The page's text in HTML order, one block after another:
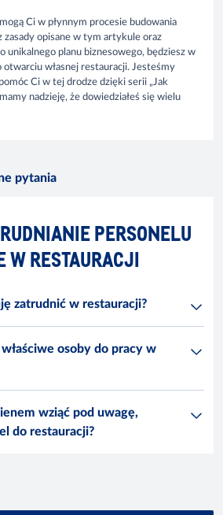
Ci w płynnym procesie budowania
zasady opisane w tym artykule oraz
unikalnego planu biznesowego, będziesz w
otwarciu własnej restauracji. Jesteśmy
Ci w tej drodze dzięki serii „Jak
nadzieję, że dowiedziałeś się wielu
pytania
PERSONELU
W RESTAURACJI
zatrudnić w restauracji?
osoby do pracy w
wziąć pod uwagę,
do restauracji?